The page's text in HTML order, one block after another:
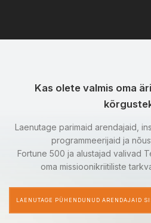
Kas olete valmis oma
Laenutage parimaid arendajaid,
programmeerijaid ja
Fortune 500 ja alustajad valivad
oma missioonikriitiliste
LAENUTAGE PÜHENDUNUD ARENDAJAID